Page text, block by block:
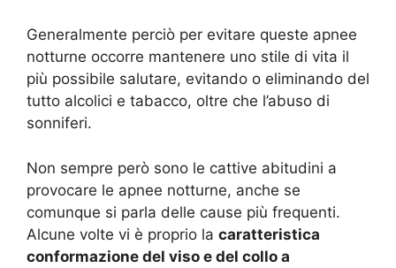
Generalmente perciò per evitare queste apnee
notturne occorre mantenere uno stile di vita il
più possibile salutare, evitando o eliminando del
tutto alcolici e tabacco, oltre che l’abuso di
sonniferi.
Non sempre però sono le cattive abitudini a
provocare le apnee notturne, anche se
comunque si parla delle cause più frequenti.
Alcune volte vi è proprio la caratteristica
conformazione del viso e del collo a